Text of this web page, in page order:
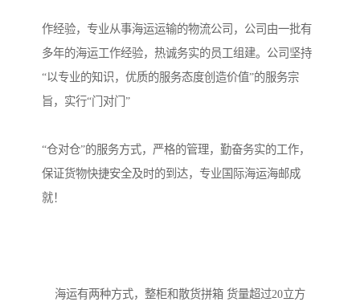
作经验，专业从事海运运输的物流公司，公司由一批有
多年的海运工作经验，热诚务实的员工组建。公司坚持
“以专业的知识，优质的服务态度创造价值”的服务宗
旨，实行“门对门”
“仓对仓”的服务方式，严格的管理，勤奋务实的工作，
保证货物快捷安全及时的到达，专业国际海运海邮成
就！